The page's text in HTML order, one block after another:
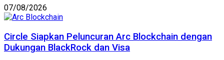
07/08/2026
Circle Siapkan Peluncuran Arc Blockchain dengan
Dukungan BlackRock dan Visa